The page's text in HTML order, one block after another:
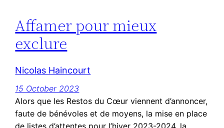
Affamer pour mieux
exclure
Nicolas Haincourt
15 October 2023
Alors que les Restos du Cœur viennent d’annoncer,
faute de bénévoles et de moyens, la mise en place